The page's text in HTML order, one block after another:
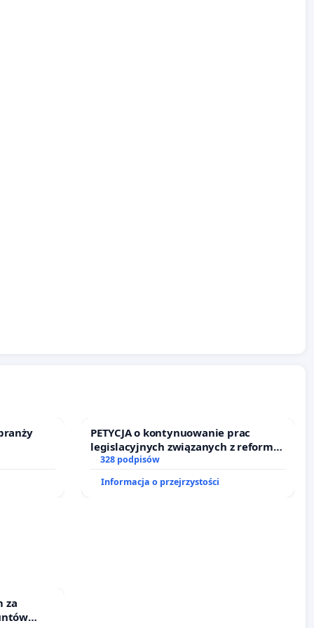
PETYCJA o kontynuowanie prac
legislacyjnych związanych z reformą
prawa rodzinnego
328 podpisów
Informacja o przejrzystości
za